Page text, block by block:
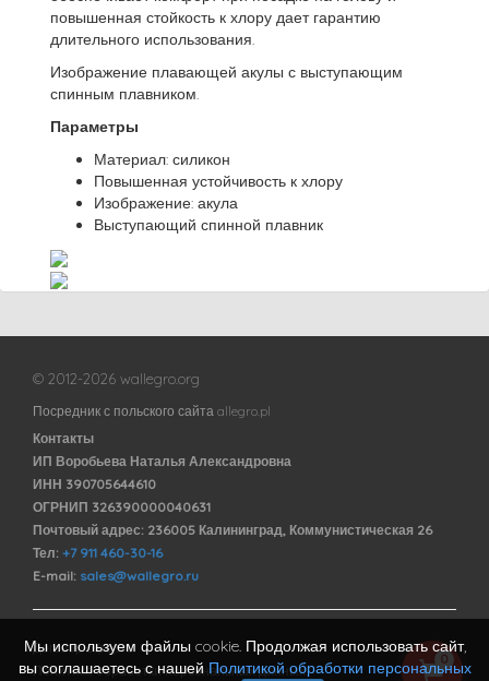
повышенная стойкость к хлору дает гарантию
длительного использования.
Изображение плавающей акулы с выступающим
спинным плавником.
Параметры
Материал: силикон
Повышенная устойчивость к хлору
Изображение: акула
Выступающий спинной плавник
© 2012-2026 wallegro.org
Посредник с польского сайта allegro.pl
Контакты
ИП Воробьева Наталья Александровна
ИНН 390705644610
ОГРНИП 326390000040631
Почтовый адрес: 236005 Калининград, Коммунистическая 26
Тел: +7 911 460-30-16
E-mail: sales@wallegro.ru
Договор оферты
Политика обработки персональных данных
0
Мы используем файлы cookie. Продолжая использовать сайт,
вы соглашаетесь с нашей Политикой обработки персональных